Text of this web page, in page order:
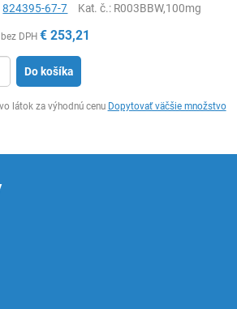
824395-67-7 Kat. č.: R003BBW,100mg
DPH € 253,21
Do košíka
látok za výhodnú cenu Dopytovať väčšie množstvo